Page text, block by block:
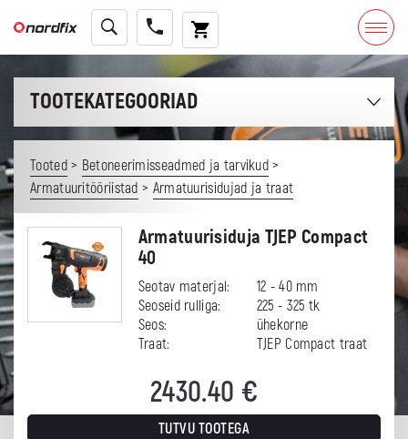
TOOTEKATEGOORIAD
Tooted> Betoneerimisseadmed ja tarvikud >
Armatuuritööriistad > Armatuurisidujad ja traat
Armatuurisiduja TJEP Compact
40
Seotav materjal:
12 - 40 mm
Seoseid rulliga:
225 - 325 tk
Seos:
ühekorne
Traat:
TJEP Compact traat
2430.40 €
TUTVU TOOTEGA